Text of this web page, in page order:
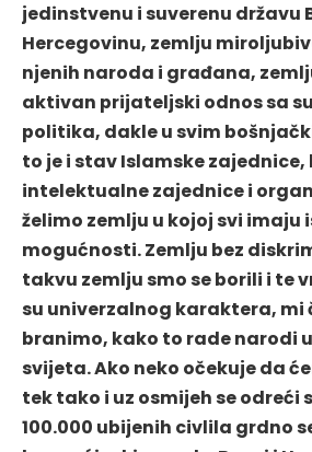
jedinstvenu i suverenu državu
Hercegovinu, zemlju
njenih naroda i građana,
aktivan prijateljski odnos sa
politika, dakle u svim
to je i stav Islamske
intelektualne zajednice i
želimo zemlju u kojoj svi imaju
mogućnosti. Zemlju bez
takvu zemlju smo se borili i te
su univerzalnog karaktera, mi
branimo, kako to rade narodi
svijeta. Ako neko očekuje da
tek tako i uz osmijeh se odreći
100.000 ubijenih civlila grdno